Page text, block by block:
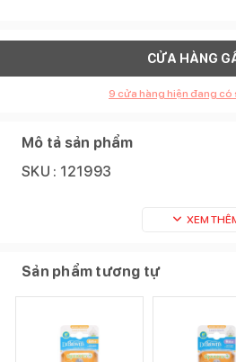
CỬA HÀNG
9 cửa hàng hiện đang có
Mô tả sản phẩm
SKU : 121993
XEM
Sản phẩm tương tự